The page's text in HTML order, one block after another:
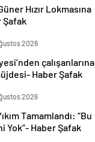
Hızır Lokmasına
Şafak
2026
çalışanlarına
Haber Şafak
2026
Tamamlandı: “Bu
Yok”- Haber Şafak